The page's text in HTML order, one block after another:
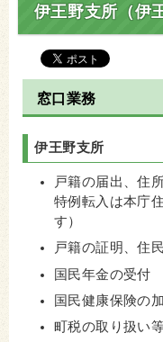
伊王野支所（伊
窓口業務
伊王野支所
戸籍の届出、住
特例転入は本庁
す）
戸籍の証明、住
国民年金の受付
国民健康保険の
町税の取り扱い